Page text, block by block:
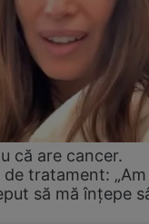
că are cancer.
tratament:
să mă înțepe